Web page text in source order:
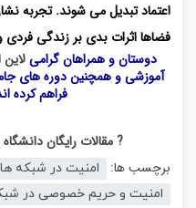
اعتماد تبدیل می شوند. تجربه
فضاها اثرات بدی بر زندگی فردی
دوستان و همراهان گرامی
آموزشی و همچنین دوره های
فراهم کرده
? مقالات رایگان
برچسب ها:
امنیت در شبکه
امنیت و حریم خصوصی در